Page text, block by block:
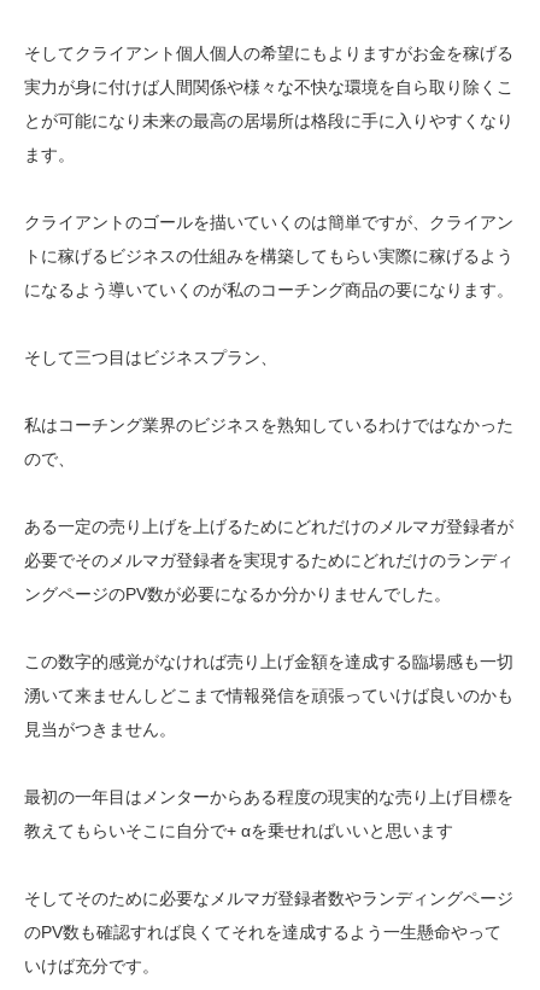
そしてクライアント個人個人の希望にもよりますがお金を稼げる
実力が身に付けば人間関係や様々な不快な環境を自ら取り除くこ
とが可能になり未来の最高の居場所は格段に手に入りやすくなり
ます。
クライアントのゴールを描いていくのは簡単ですが、クライアン
トに稼げるビジネスの仕組みを構築してもらい実際に稼げるよう
になるよう導いていくのが私のコーチング商品の要になります。
そして三つ目はビジネスプラン、
私はコーチング業界のビジネスを熟知しているわけではなかった
ので、
ある一定の売り上げを上げるためにどれだけのメルマガ登録者が
必要でそのメルマガ登録者を実現するためにどれだけのランディ
ングページのPV数が必要になるか分かりませんでした。
この数字的感覚がなければ売り上げ金額を達成する臨場感も一切
湧いて来ませんしどこまで情報発信を頑張っていけば良いのかも
見当がつきません。
最初の一年目はメンターからある程度の現実的な売り上げ目標を
教えてもらいそこに自分で+ αを乗せればいいと思います
そしてそのために必要なメルマガ登録者数やランディングページ
のPV数も確認すれば良くてそれを達成するよう一生懸命やって
いけば充分です。